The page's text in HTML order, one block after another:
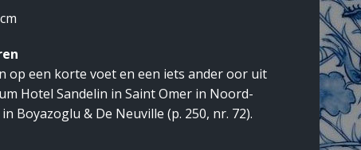
op een korte voet en een iets ander oor uit
Hotel Sandelin in Saint Omer in Noord-
Boyazoglu & De Neuville (p. 250, nr. 72).